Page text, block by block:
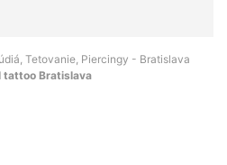
Tetovanie, Piercingy - Bratislava
tattoo Bratislava